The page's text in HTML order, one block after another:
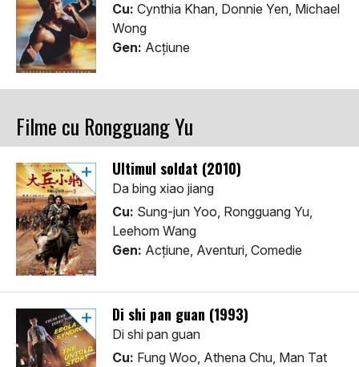
Cu: Cynthia Khan, Donnie Yen, Michael
Wong
Gen: Acţiune
Filme cu Rongguang Yu
Ultimul soldat (2010)
Da bing xiao jiang
Cu: Sung-jun Yoo, Rongguang Yu,
Leehom Wang
Gen: Acţiune, Aventuri, Comedie
Di shi pan guan (1993)
Di shi pan guan
Cu: Fung Woo, Athena Chu, Man Tat